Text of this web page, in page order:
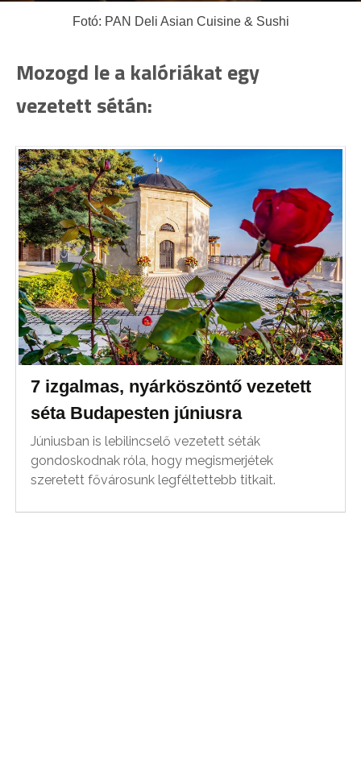
Fotó: PAN Deli Asian Cuisine & Sushi
Mozogd le a kalóriákat egy
vezetett sétán:
7 izgalmas, nyárköszöntő vezetett
séta Budapesten júniusra
Júniusban is lebilincselő vezetett séták
gondoskodnak róla, hogy megismerjétek
szeretett fővárosunk legféltettebb titkait.